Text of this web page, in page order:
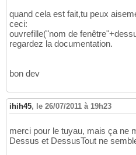
quand cela est fait,tu peux
ceci:
ouvrefille("nom de
regardez la documentation.
bon dev
ihih45, le 26/07/2011 à 19h23
merci pour le tuyau, mais ça ne
Dessus et DessusTout ne